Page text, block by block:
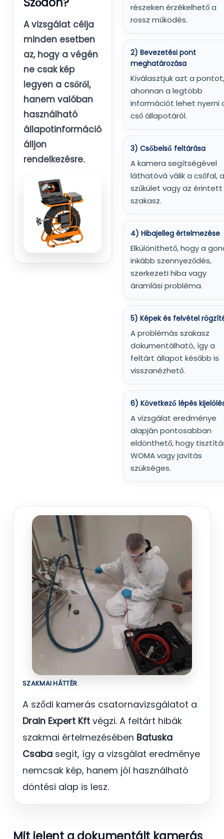
A vizsgálat célja
minden esetben
az, hogy a végén
ne csak kép
legyen a csőről,
hanem valóban
használható
állapotinformáció
álljon
rendelkezésre.
részeken érzékelhető a
rossz működés.
2) Bevezetési pont
meghatározása
Kiválasztjuk azt a pontot,
ahonnan a legtöbb
információt lehet nyerni
cső állapotáról.
3) Csőbelső feltárása
A kamera segítségével
láthatóvá válik a csőfal, a
szűkület vagy az érintett
szakasz.
4) Hibajelleg értelmezése
Elkülöníthető, hogy a
inkább szennyeződés,
szerkezeti hiba vagy
áramlási probléma.
5) Képek és felvétel
A problémás szakasz
dokumentálható, így a
feltárt állapot később is
visszanézhető.
6) Következő lépés
A vizsgálat eredménye
alapján pontosabban
eldönthető, hogy
WOMA vagy javítás
szükséges.
SZAKMAI HÁTTÉR
A sződi kamerás csatornavizsgálatot a
Drain Expert Kft végzi. A feltárt hibák
szakmai értelmezésében Batuska
Csaba segít, így a vizsgálat eredménye
nemcsak kép, hanem jól használható
döntési alap is lesz.
Mit jelent a dokumentált kamerás